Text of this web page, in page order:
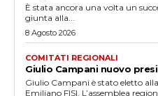
È stata ancora una volta un
giunta alla...
8 Agosto 2026
COMITATI REGIONALI
Giulio Campani nuovo
Giulio Campani è stato eletto
Emiliano FISI. L’assemblea